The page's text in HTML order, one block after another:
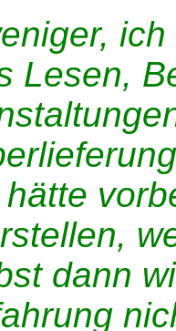
Lesen,
dann